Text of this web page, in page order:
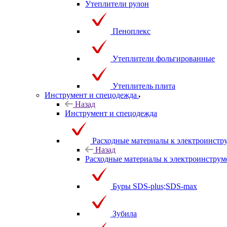
Утеплители рулон
Пеноплекс
Утеплители фольгированные
Утеплитель плита
Инструмент и спецодежда
Назад
Инструмент и спецодежда
Расходные материалы к
Назад
Расходные материалы к
Буры SDS-plus;SDS-max
Зубила